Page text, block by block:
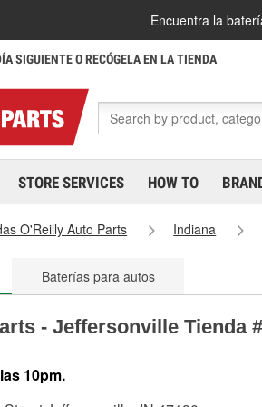
Encuentra la
SIGUIENTE O RECÓGELA EN LA TIENDA
STORE SERVICES HOW TO
O'Reilly Auto Parts Indiana
Baterías para autos
- Jeffersonville Tienda
10pm.